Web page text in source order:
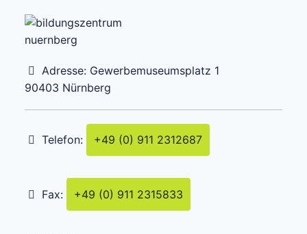
Adresse: Gewerbemuseumsplatz 1
90403 Nürnberg
Telefon: +49 (0) 911 2312687
Fax: +49 (0) 911 2315833